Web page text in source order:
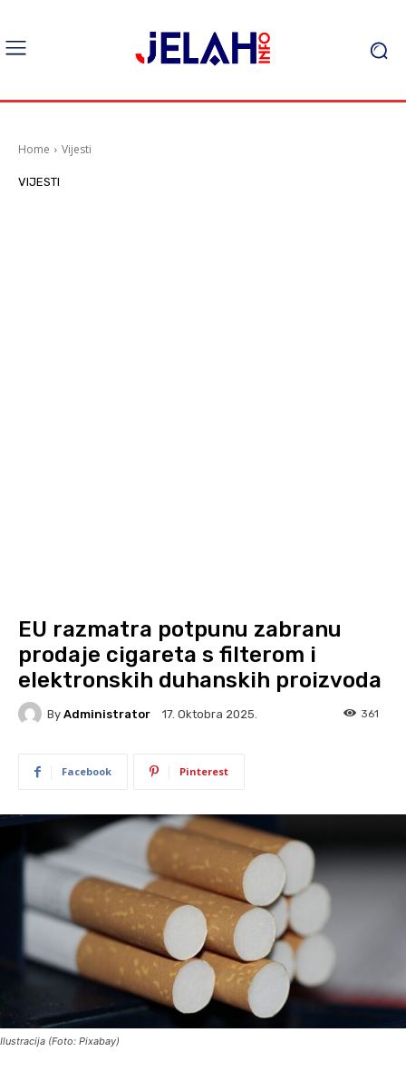
Home Vijesti
VIJESTI
EU razmatra potpunu zabranu
prodaje cigareta s filterom i
elektronskih duhanskih proizvoda
By Administrator 17. Oktobra 2025. 361
Facebook Pinterest
Ilustracija (Foto: Pixabay)